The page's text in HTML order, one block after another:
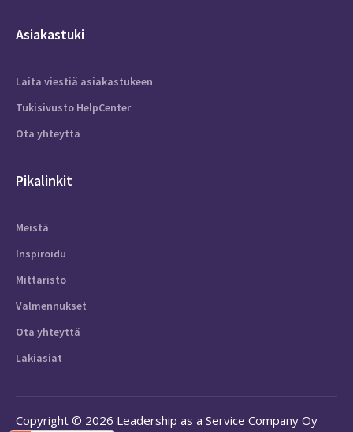
Asiakastuki
Laita viestiä asiakastukeen
Tukisivusto HelpCenter
Ota yhteyttä
Pikalinkit
Meistä
Inspiroidu
Mittaristo
Valmennukset
Ota yhteyttä
Lakiasiat
Copyright © 2026 Leadership as a Service Company Oy